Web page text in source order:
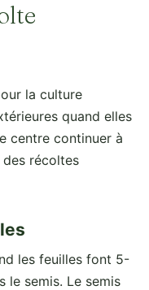
la culture
quand elles
centre continuer à
récoltes
les feuilles font 5-
le semis. Le semis